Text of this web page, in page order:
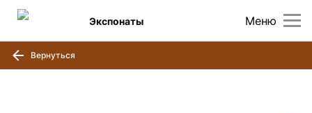
Меню
Экспонаты
Вернуться